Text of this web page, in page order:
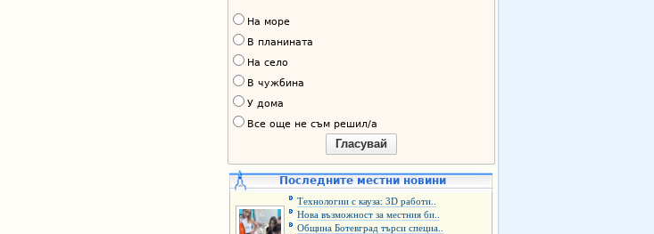
На море
В планината
На село
В чужбина
У дома
Все още не съм решил/а
Гласувай
Последните местни новини
Технологии с кауза: 3D работи..
Нова възможност за местния би..
Община Ботевград търси специа..